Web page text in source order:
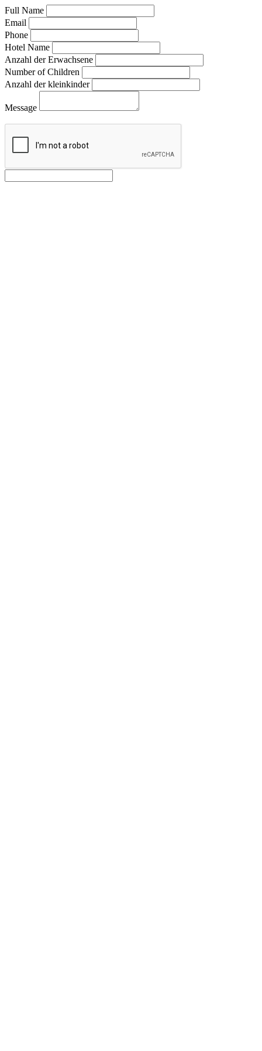
Full Name
Email
Phone
Hotel Name
Anzahl der Erwachsene
Number of Children
Anzahl der kleinkinder
Message